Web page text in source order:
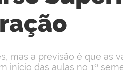
mas a previsão é que as
início das aulas no 1º